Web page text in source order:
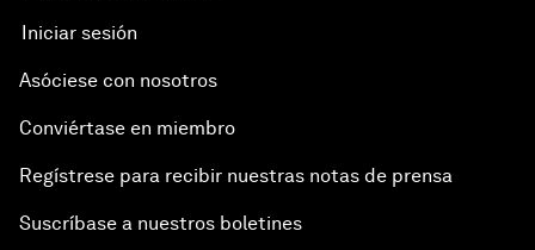
Iniciar sesión
Asóciese con nosotros
Conviértase en miembro
Regístrese para recibir nuestras notas de prensa
Suscríbase a nuestros boletines